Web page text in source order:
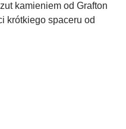
kamieniem od Grafton
krótkiego spaceru od